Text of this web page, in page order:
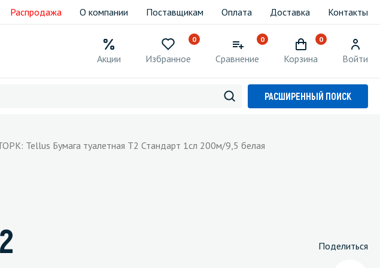
Распродажа О компании Поставщикам Оплата Доставка Контакты
Акции
0
Избранное
0
Сравнение
0
Корзина Войти
РАСШИРЕННЫЙ ПОИСК
Tellus Бумага туалетная T2 Стандарт 1сл 200м/9,5 белая
Поделиться